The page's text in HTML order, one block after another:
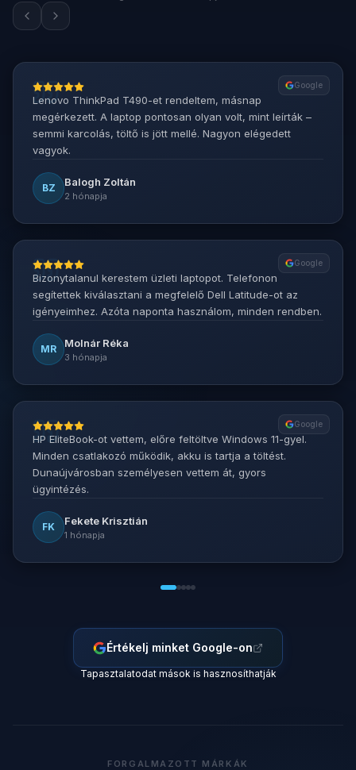
Google
Lenovo ThinkPad T490-et rendeltem, másnap
megérkezett. A laptop pontosan olyan volt, mint leírták –
semmi karcolás, töltő is jött mellé. Nagyon elégedett
vagyok.
BZ Balogh Zoltán
2 hónapja
Google
Bizonytalanul kerestem üzleti laptopot. Telefonon
segítettek kiválasztani a megfelelő Dell Latitude-ot az
igényeimhez. Azóta naponta használom, minden rendben.
MR Molnár Réka
3 hónapja
Google
HP EliteBook-ot vettem, előre feltöltve Windows 11-gyel.
Minden csatlakozó működik, akku is tartja a töltést.
Dunaújvárosban személyesen vettem át, gyors
ügyintézés.
FK Fekete Krisztián
1 hónapja
Értékelj minket Google-on
Tapasztalatodat mások is hasznosíthatják
FORGALMAZOTT MÁRKÁK